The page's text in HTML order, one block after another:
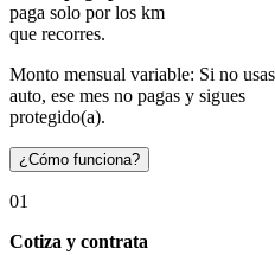
paga solo por los km
que recorres.
Monto mensual variable: Si no
auto, ese mes no pagas y sigues
protegido(a).
¿Cómo funciona?
01
Cotiza y contrata